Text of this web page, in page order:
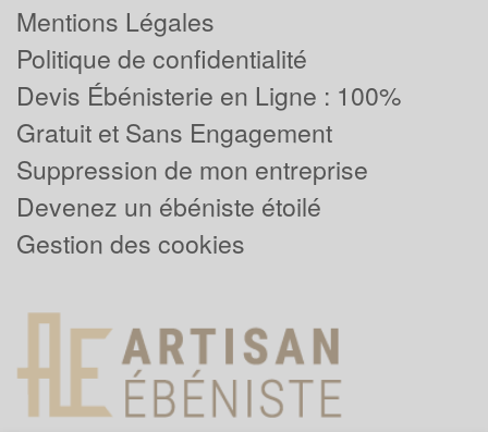
Mentions Légales
Politique de confidentialité
Devis Ébénisterie en Ligne : 100%
Gratuit et Sans Engagement
Suppression de mon entreprise
Devenez un ébéniste étoilé
Gestion des cookies